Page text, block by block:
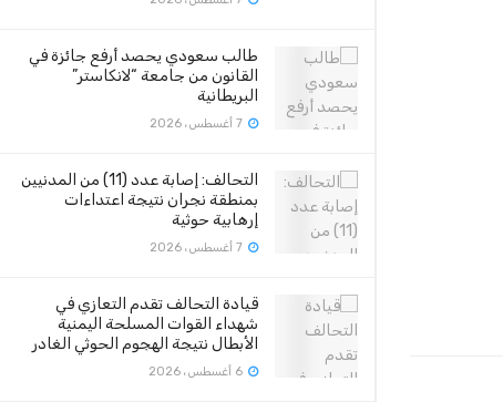
طالب سعودي يحصد أرفع جائزة في
القانون من جامعة “لانكاستر”
البريطانية
التحالف: إصابة عدد (11) من المدنيين
بمنطقة نجران نتيجة اعتداءات
إرهابية حوثية
قيادة التحالف تقدم التعازي في
شهداء القوات المسلحة اليمنية
الأبطال نتيجة الهجوم الحوثي الغادر